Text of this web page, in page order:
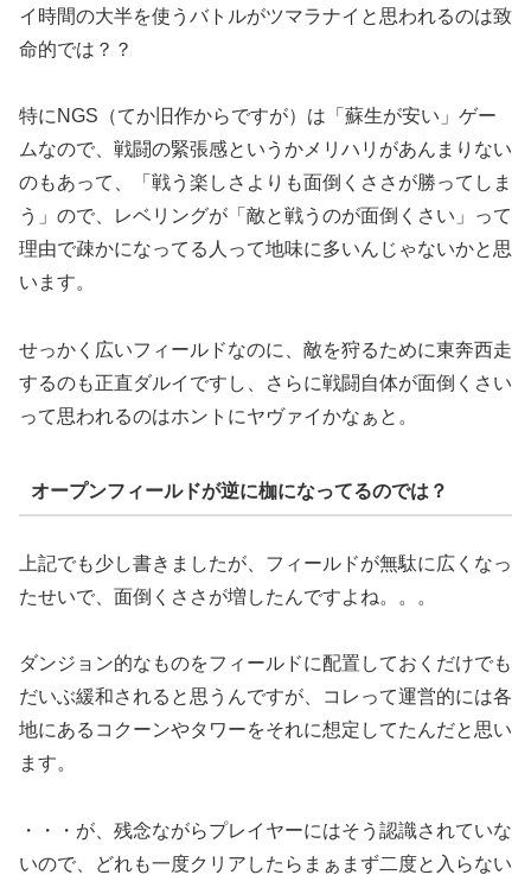
イ時間の大半を使うバトルがツマラナイと思われるのは致
命的では？？
特にNGS（てか旧作からですが）は「蘇生が安い」ゲー
ムなので、戦闘の緊張感というかメリハリがあんまりない
のもあって、「戦う楽しさよりも面倒くささが勝ってしま
う」ので、レベリングが「敵と戦うのが面倒くさい」って
理由で疎かになってる人って地味に多いんじゃないかと思
います。
せっかく広いフィールドなのに、敵を狩るために東奔西走
するのも正直ダルイですし、さらに戦闘自体が面倒くさい
って思われるのはホントにヤヴァイかなぁと。
オープンフィールドが逆に枷になってるのでは？
上記でも少し書きましたが、フィールドが無駄に広くなっ
たせいで、面倒くささが増したんですよね。。。
ダンジョン的なものをフィールドに配置しておくだけでも
だいぶ緩和されると思うんですが、コレって運営的には各
地にあるコクーンやタワーをそれに想定してたんだと思い
ます。
・・・が、残念ながらプレイヤーにはそう認識されていな
いので、どれも一度クリアしたらまぁまず二度と入らない